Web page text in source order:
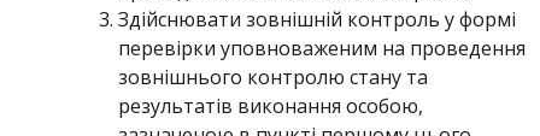
Здійснювати зовнішній контроль у формі
перевірки уповноваженим на проведення
зовнішнього контролю стану та
результатів виконання особою,